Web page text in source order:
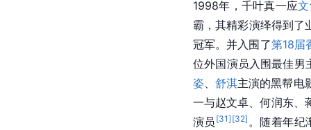
1998年，千叶真一应
霸，其精彩演绎得到了
冠军。并入围了第18届
位外国演员入围最佳男
姿、舒淇主演的黑帮电
一与赵文卓、何润东、
演员 [31] [32] 。随着年纪